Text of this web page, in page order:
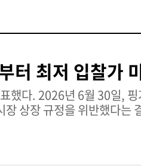
터 최저 입찰가
연속 최소 호가 1.00달러
상장 규정을 위반했다는